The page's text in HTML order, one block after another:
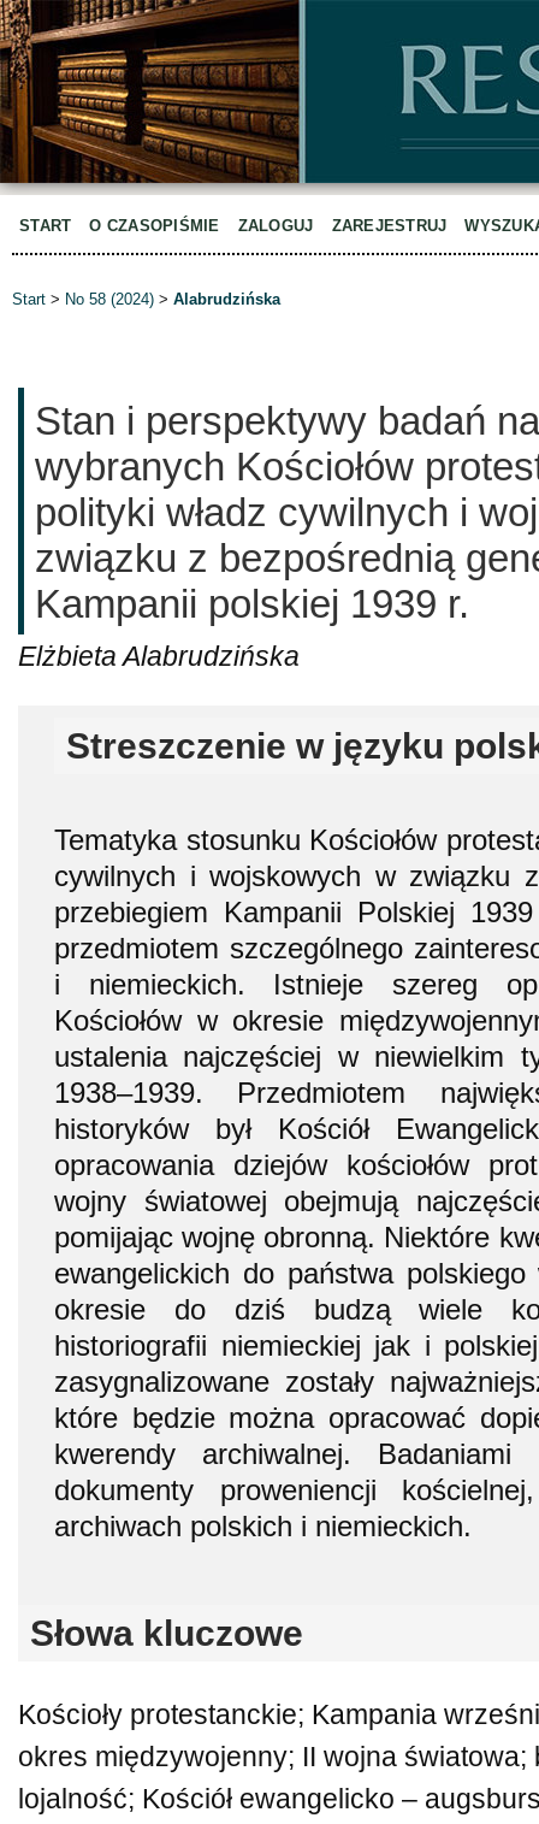
START O CZASOPIŚMIE ZALOGUJ ZAREJESTRUJ
Start > No 58 (2024) > Alabrudzińska
Stan i perspektywy badań
wybranych Kościołów
polityki władz cywilnych i
związku z bezpośrednią
Kampanii polskiej 1939 r.
Elżbieta Alabrudzińska
Streszczenie w języku
Tematyka stosunku Kościołów
cywilnych i wojskowych w związku
przebiegiem Kampanii Polskiej
przedmiotem szczególnego
i niemieckich. Istnieje szereg
Kościołów w okresie
ustalenia najczęściej w niewielkim
1938–1939. Przedmiotem
historyków był Kościół
opracowania dziejów kościołów
wojny światowej obejmują
pomijając wojnę obronną. Niektóre
ewangelickich do państwa
okresie do dziś budzą wiele
historiografii niemieckiej jak i
zasygnalizowane zostały
które będzie można opracować
kwerendy archiwalnej.
dokumenty proweniencji
archiwach polskich i niemieckich.
Słowa kluczowe
Kościoły protestanckie; Kampania
okres międzywojenny; II wojna
lojalność; Kościół ewangelicko –